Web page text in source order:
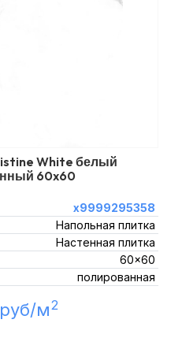
White белый
60x60
х9999295358
Напольная плитка
Настенная плитка
60x60
полированная
м2